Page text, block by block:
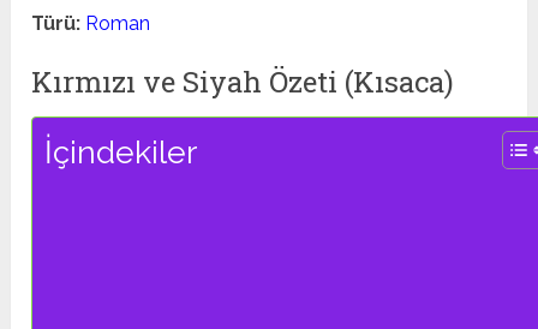
Türü: Roman
Kırmızı ve Siyah Özeti (Kısaca)
İçindekiler